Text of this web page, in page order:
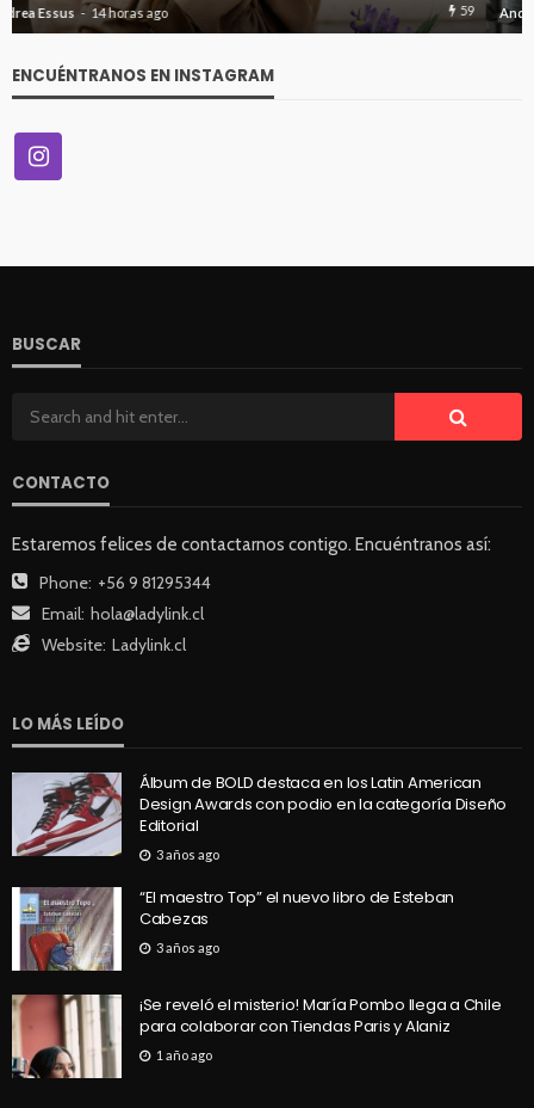
Andrea Essus 14 horas ago 58
ENCUÉNTRANOS EN INSTAGRAM
BUSCAR
CONTACTO
Estaremos felices de contactarnos contigo. Encuéntranos así:
Phone: +56 9 81295344
Email: hola@ladylink.cl
Website: Ladylink.cl
LO MÁS LEÍDO
Álbum de BOLD destaca en los Latin American
Design Awards con podio en la categoría Diseño
Editorial
3 años ago
“El maestro Top” el nuevo libro de Esteban
Cabezas
3 años ago
¡Se reveló el misterio! María Pombo llega a Chile
para colaborar con Tiendas Paris y Alaniz
1 año ago